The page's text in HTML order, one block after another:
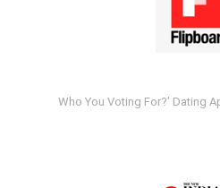
Who You Voting For?' Dating